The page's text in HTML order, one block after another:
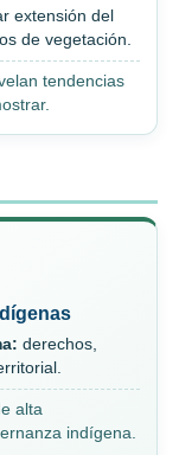
extensión del
de vegetación.
tendencias
derechos,
alta
indígena.